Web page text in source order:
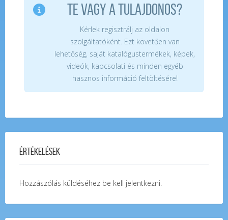
TE VAGY A TULAJDONOS?
Kérlek regisztrálj az oldalon
szolgáltatóként. Ezt követően van
lehetőség, saját katalógustermékek, képek,
videók, kapcsolati és minden egyéb
hasznos információ feltöltésére!
Értékelések
Hozzászólás küldéséhez be kell jelentkezni.